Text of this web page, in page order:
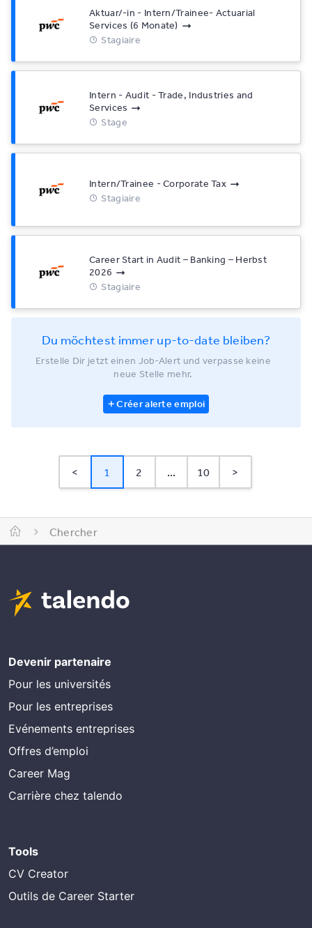
Aktuar/-in - Intern/Trainee- Actuarial
Services (6 Monate)
Stagiaire
Intern - Audit - Trade, Industries and
Services
Stage
Intern/Trainee - Corporate Tax
Stagiaire
Career Start in Audit – Banking – Herbst
2026
Stagiaire
Du möchtest immer up-to-date bleiben?
Erstelle Dir jetzt einen Job-Alert und verpasse keine
neue Stelle mehr.
Créer alerte emploi
< 1 2 ... 10 >
Chercher
Devenir partenaire
Pour les universités
Pour les entreprises
Evénements entreprises
Offres d’emploi
Career Mag
Carrière chez talendo
Tools
CV Creator
Outils de Career Starter